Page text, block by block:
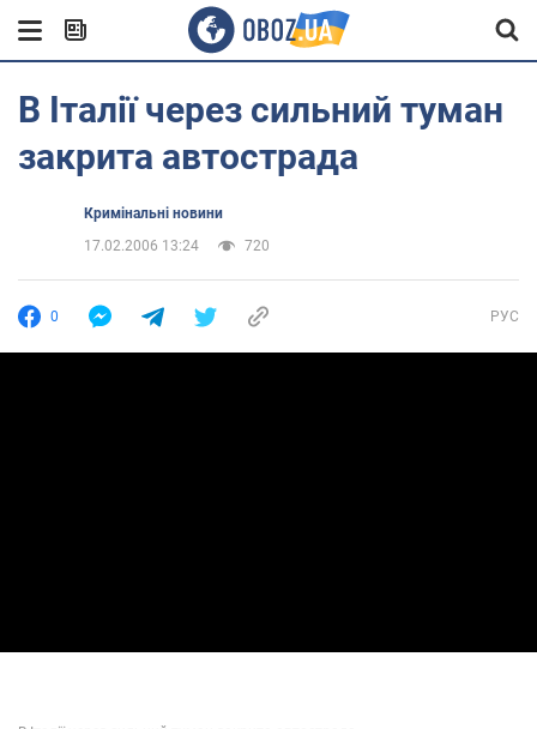
В Італії через сильний туман
закрита автострада
Кримінальні новини
17.02.2006 13:24
720
0 РУС